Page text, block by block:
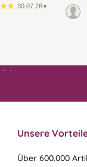
30.07.26 ▼
Unsere
Über 600.000